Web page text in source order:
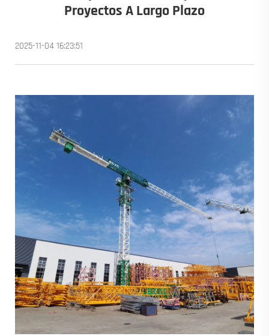
Proyectos A Largo Plazo
2025-11-04 16:23:51